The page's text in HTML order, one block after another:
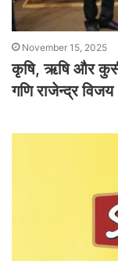
November 15, 2025
कृषि, ऋषि और
गणि राजेन्द्र विजय